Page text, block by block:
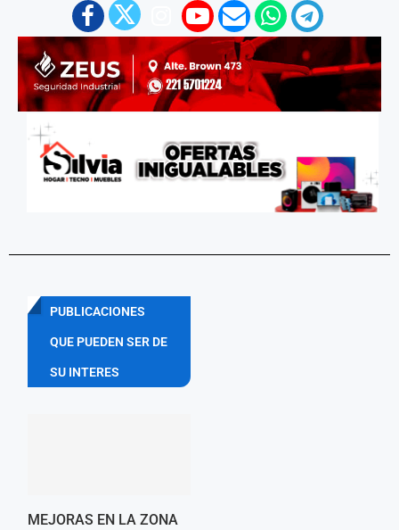
PUBLICACIONES
QUE PUEDEN SER DE
SU INTERES
MEJORAS EN LA ZONA